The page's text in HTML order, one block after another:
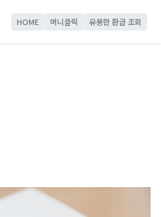
HOME 머니클릭 유용한 환급 조회